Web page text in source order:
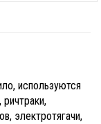
используются
электротягачи,